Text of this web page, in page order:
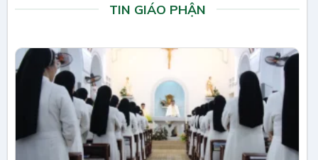
TIN GIÁO PHẬN